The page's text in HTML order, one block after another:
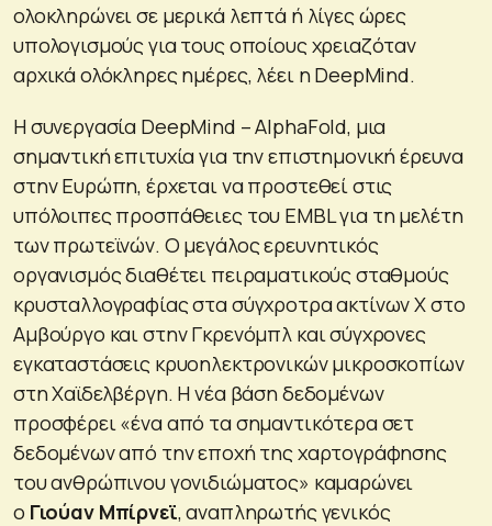
ολοκληρώνει σε μερικά λεπτά ή λίγες ώρες
υπολογισμούς για τους οποίους χρειαζόταν
αρχικά ολόκληρες ημέρες, λέει η DeepMind.
Η συνεργασία DeepMind – AlphaFold, μια
σημαντική επιτυχία για την επιστημονική έρευνα
στην Ευρώπη, έρχεται να προστεθεί στις
υπόλοιπες προσπάθειες του EMBL για τη μελέτη
των πρωτεϊνών. Ο μεγάλος ερευνητικός
οργανισμός διαθέτει πειραματικούς σταθμούς
κρυσταλλογραφίας στα σύγχροτρα ακτίνων Χ στο
Αμβούργο και στην Γκρενόμπλ και σύγχρονες
εγκαταστάσεις κρυοηλεκτρονικών μικροσκοπίων
στη Χαϊδελβέργη. Η νέα βάση δεδομένων
προσφέρει «ένα από τα σημαντικότερα σετ
δεδομένων από την εποχή της χαρτογράφησης
του ανθρώπινου γονιδιώματος» καμαρώνει
ο Γιούαν Μπίρνεϊ, αναπληρωτής γενικός